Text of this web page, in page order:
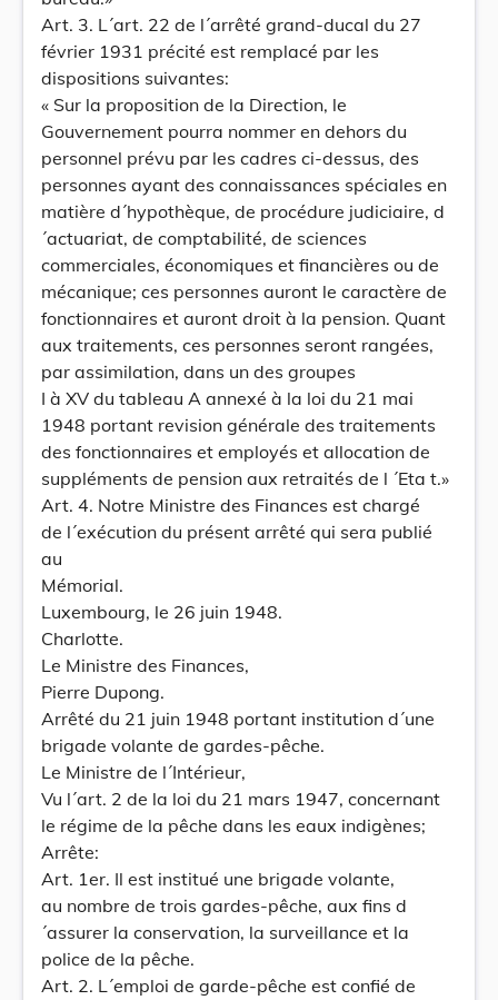
Art. 3. L´art. 22 de l´arrêté grand-ducal du 27
février 1931 précité est remplacé par les
dispositions suivantes:
« Sur la proposition de la Direction, le
Gouvernement pourra nommer en dehors du
personnel prévu par les cadres ci-dessus, des
personnes ayant des connaissances spéciales en
matière d´hypothèque, de procédure judiciaire, d
´actuariat, de comptabilité, de sciences
commerciales, économiques et financières ou de
mécanique; ces personnes auront le caractère de
fonctionnaires et auront droit à la pension. Quant
aux traitements, ces personnes seront rangées,
par assimilation, dans un des groupes
I à XV du tableau A annexé à la loi du 21 mai
1948 portant revision générale des traitements
des fonctionnaires et employés et allocation de
suppléments de pension aux retraités de l ´Eta t.»
Art. 4. Notre Ministre des Finances est chargé
de l´exécution du présent arrêté qui sera publié
au
Mémorial.
Luxembourg, le 26 juin 1948.
Charlotte.
Le Ministre des Finances,
Pierre Dupong.
Arrêté du 21 juin 1948 portant institution d´une
brigade volante de gardes-pêche.
Le Ministre de l´Intérieur,
Vu l´art. 2 de la loi du 21 mars 1947, concernant
le régime de la pêche dans les eaux indigènes;
Arrête:
Art. 1er. Il est institué une brigade volante,
au nombre de trois gardes-pêche, aux fins d
´assurer la conservation, la surveillance et la
police de la pêche.
Art. 2. L´emploi de garde-pêche est confié de